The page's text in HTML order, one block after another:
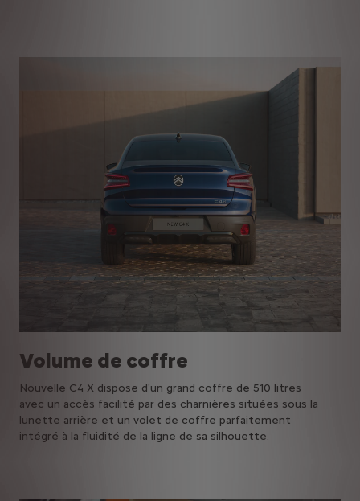
Volume de coffre
Nouvelle C4 X dispose d'un grand coffre de 510 litres
avec un accès facilité par des charnières situées sous la
lunette arrière et un volet de coffre parfaitement
intégré à la fluidité de la ligne de sa silhouette.